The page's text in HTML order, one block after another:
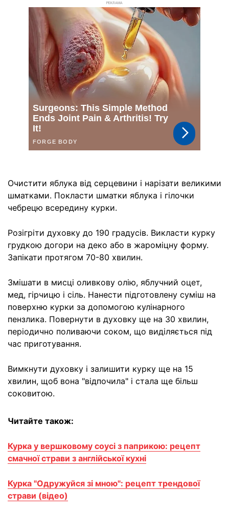
РЕКЛАМА
Очистити яблука від серцевини і нарізати великими
шматками. Покласти шматки яблука і гілочки
чебрецю всередину курки.
Розігріти духовку до 190 градусів. Викласти курку
грудкою догори на деко або в жароміцну форму.
Запікати протягом 70-80 хвилин.
Змішати в мисці оливкову олію, яблучний оцет,
мед, гірчицю і сіль. Нанести підготовлену суміш на
поверхню курки за допомогою кулінарного
пензлика. Повернути в духовку ще на 30 хвилин,
періодично поливаючи соком, що виділяється під
час приготування.
Вимкнути духовку і залишити курку ще на 15
хвилин, щоб вона "відпочила" і стала ще більш
соковитою.
Читайте також:
Курка у вершковому соусі з паприкою: рецепт
смачної страви з англійської кухні
Курка "Одружуйся зі мною": рецепт трендової
страви (відео)